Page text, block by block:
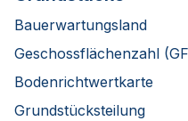
Bauerwartungsland
Geschossflächenzahl
Bodenrichtwertkarte
Grundstücksteilung